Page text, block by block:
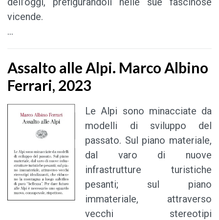
vicende.
...
Assalto alle Alpi. Marco Albino
Ferrari, 2023
Le Alpi sono minacciate da
modelli di sviluppo del
passato. Sul piano materiale,
dal varo di nuove
infrastrutture turistiche
pesanti; sul piano
immateriale, attraverso
vecchi stereotipi